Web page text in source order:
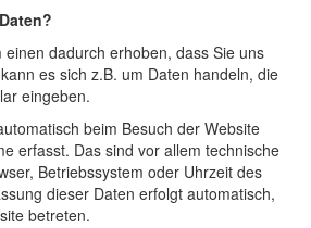
dadurch erhoben, dass Sie uns
es sich z.B. um Daten handeln, die
eingeben.
beim Besuch der Website
erfasst. Das sind vor allem technische
Betriebssystem oder Uhrzeit des
dieser Daten erfolgt automatisch,
betreten.